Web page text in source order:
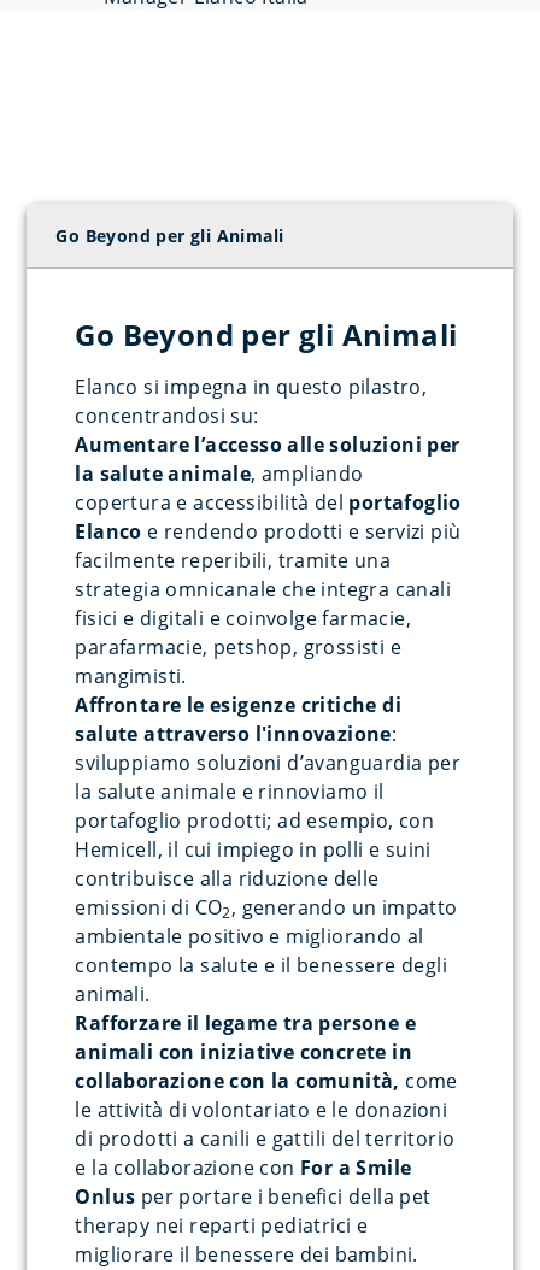
Go Beyond per gli Animali
Go Beyond per gli Animali
Elanco si impegna in questo pilastro,
concentrandosi su:
Aumentare l’accesso alle soluzioni per
la salute animale, ampliando
copertura e accessibilità del portafoglio
Elanco e rendendo prodotti e servizi più
facilmente reperibili, tramite una
strategia omnicanale che integra canali
fisici e digitali e coinvolge farmacie,
parafarmacie, petshop, grossisti e
mangimisti.
Affrontare le esigenze critiche di
salute attraverso l'innovazione:
sviluppiamo soluzioni d’avanguardia per
la salute animale e rinnoviamo il
portafoglio prodotti; ad esempio, con
Hemicell, il cui impiego in polli e suini
contribuisce alla riduzione delle
emissioni di CO2, generando un impatto
ambientale positivo e migliorando al
contempo la salute e il benessere degli
animali.
Rafforzare il legame tra persone e
animali con iniziative concrete in
collaborazione con la comunità, come
le attività di volontariato e le donazioni
di prodotti a canili e gattili del territorio
e la collaborazione con For a Smile
Onlus per portare i benefici della pet
therapy nei reparti pediatrici e
migliorare il benessere dei bambini.